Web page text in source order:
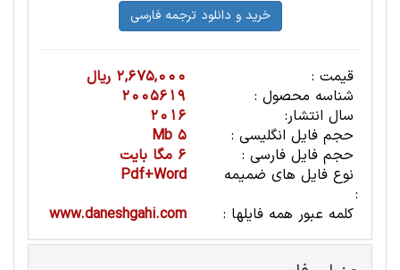
قیمت :
2,675,000 ریال
شناسه محصول :
2005619
سال انتشار:
2016
حجم فایل انگلیسی :
5 Mb
حجم فایل فارسی :
6 مگا بایت
نوع فایل های ضمیمه
:
Pdf+Word
کلمه عبور همه فایلها :
www.daneshgahi.com